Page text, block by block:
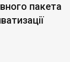
пакета